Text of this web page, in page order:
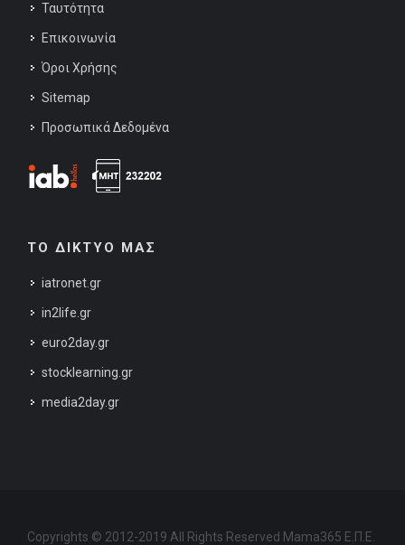
Ταυτότητα
Επικοινωνία
Όροι Χρήσης
Sitemap
Προσωπικά Δεδομένα
ΤΟ ΔΙΚΤΥΟ ΜΑΣ
iatronet.gr
in2life.gr
euro2day.gr
stocklearning.gr
media2day.gr
Copyrights © 2012-2019 All Rights Reserved Mama365 Ε.Π.Ε.